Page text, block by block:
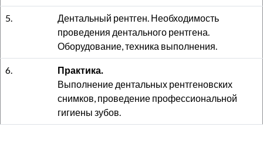
5.
Дентальный рентген. Необходимость
проведения дентального рентгена.
Оборудование, техника выполнения.
6.
Практика.
Выполнение дентальных рентгеновских
снимков, проведение профессиональной
гигиены зубов.